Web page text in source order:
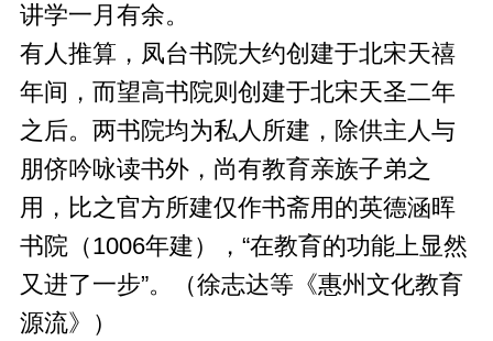
讲学一月有余。
有人推算，凤台书院大约创建于北宋天禧
年间，而望高书院则创建于北宋天圣二年
之后。两书院均为私人所建，除供主人与
朋侪吟咏读书外，尚有教育亲族子弟之
用，比之官方所建仅作书斋用的英德涵晖
书院（1006年建），“在教育的功能上显然
又进了一步”。（徐志达等《惠州文化教育
源流》）